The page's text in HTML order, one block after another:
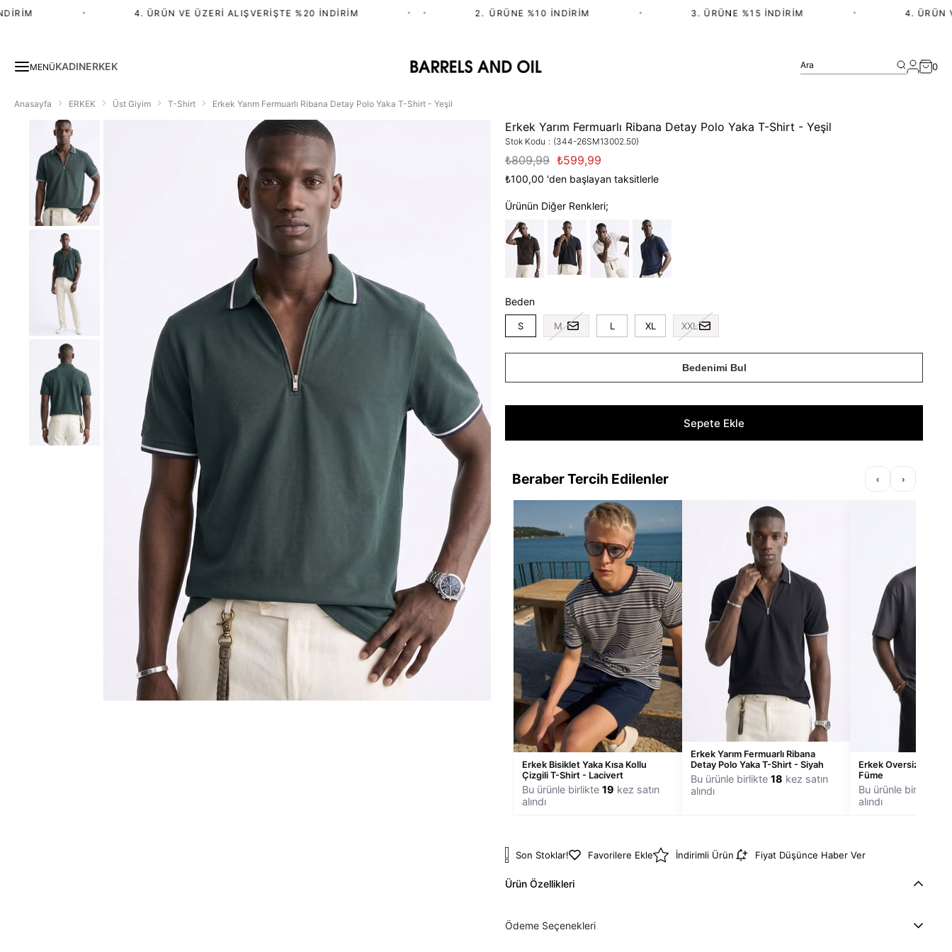
4. ÜRÜN VE ÜZERI ALIŞVERIŞTE %20 İNDIRIM • 2.⁠ ⁠ÜRÜNE %10 İNDIRIM 3. ÜRÜNE %15 İNDIRIM 4. ÜRÜN VE
MENÜKADINERKEK Ara 0
Anasayfa ERKEK Üst Giyim T-Shirt Erkek Yarım Fermuarlı Ribana Detay Polo Yaka T-Shirt - Yeşil
Erkek Yarım Fermuarlı Ribana Detay Polo Yaka T-Shirt - Yeşil
Stok Kodu (344-26SM13002.50)
₺809,99 ₺599,99
₺100,00 'den başlayan taksitlerle
Ürünün Diğer Renkleri;
Beden
S M L XL XXL
Bedenimi Bul
Beraber Tercih Edilenler ‹ ›
Erkek Bisiklet Yaka Kısa Kollu
Çizgili T-Shirt - Lacivert
Bu ürünle birlikte 19 kez satın
alındı
Erkek Yarım Fermuarlı Ribana
Detay Polo Yaka T-Shirt - Siyah
Bu ürünle birlikte 18 kez satın
alındı
Erkek Oversize
Füme
Bu ürünle birlikte
alındı
Son Stoklar! Favorilere Ekle İndirimli Ürün Fiyat Düşünce Haber Ver
Ürün Özellikleri
Ödeme Seçenekleri